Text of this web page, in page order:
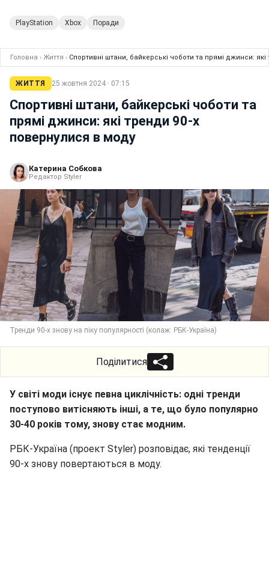
PlayStation Xbox Поради
Головна › Життя › Спортивні штани, байкерські чоботи та прямі джинси:
ЖИТТЯ 25 жовтня 2024 · 07:15
Спортивні штани, байкерські чоботи та
прямі джинси: які тренди 90-х
повернулися в моду
Катерина Собкова
Редактор Styler
Тренди 90-х знову на піку популярності (колаж: РБК-Україна)
Поділитися
У світі моди існує певна циклічність: одні тренди
поступово витісняють інші, а те, що було популярно
30-40 років тому, знову стає модним.
РБК-Україна (проект Styler) розповідає, які тенденції
90-х знову повертаються в моду.